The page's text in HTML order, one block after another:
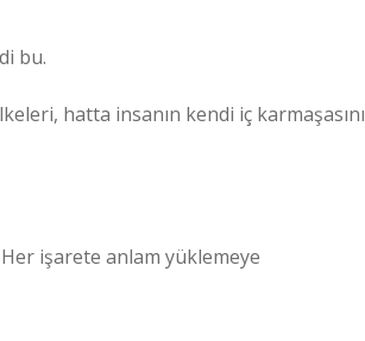
bu.
hatta insanın kendi iç karmaşasını
işarete anlam yüklemeye